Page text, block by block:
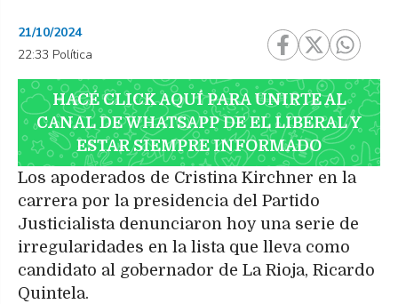
21/10/2024
22:33 Política
HACÉ CLICK AQUÍ PARA UNIRTE AL
CANAL DE WHATSAPP DE EL LIBERAL Y
ESTAR SIEMPRE INFORMADO
Los apoderados de Cristina Kirchner en la
carrera por la presidencia del Partido
Justicialista denunciaron hoy una serie de
irregularidades en la lista que lleva como
candidato al gobernador de La Rioja, Ricardo
Quintela.